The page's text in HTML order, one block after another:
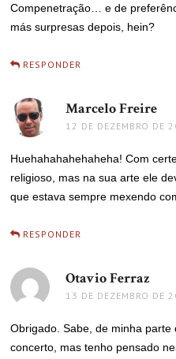
Compenetração… e de
más surpresas depois, hein?
RESPONDER
Marcelo Freire
12 DE DEZEMBRO DE
Huehahahahehaheha! Com
religioso, mas na sua arte ele
que estava sempre mexendo
RESPONDER
Otavio Ferraz
13 DE DEZEMBRO DE
Obrigado. Sabe, de minha
concerto, mas tenho pensado